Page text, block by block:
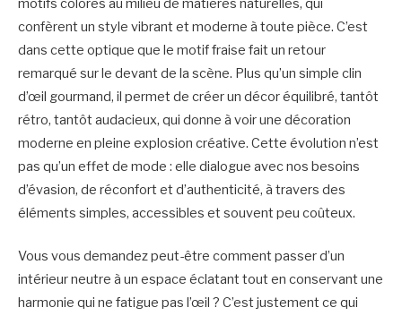
motifs colorés au milieu de matières naturelles, qui
confèrent un style vibrant et moderne à toute pièce. C’est
dans cette optique que le motif fraise fait un retour
remarqué sur le devant de la scène. Plus qu’un simple clin
d’œil gourmand, il permet de créer un décor équilibré, tantôt
rétro, tantôt audacieux, qui donne à voir une décoration
moderne en pleine explosion créative. Cette évolution n’est
pas qu’un effet de mode : elle dialogue avec nos besoins
d’évasion, de réconfort et d’authenticité, à travers des
éléments simples, accessibles et souvent peu coûteux.
Vous vous demandez peut-être comment passer d’un
intérieur neutre à un espace éclatant tout en conservant une
harmonie qui ne fatigue pas l’œil ? C’est justement ce qui